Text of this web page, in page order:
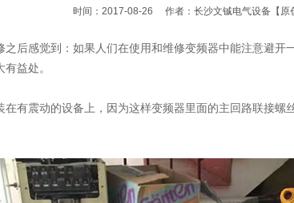
时间：2017-08-26 作者：长沙文铖电气设备【原
感觉到：如果人们在使用和维修变频器中能注意避开
益处。
震动的设备上，因为这样变频器里面的主回路联接螺